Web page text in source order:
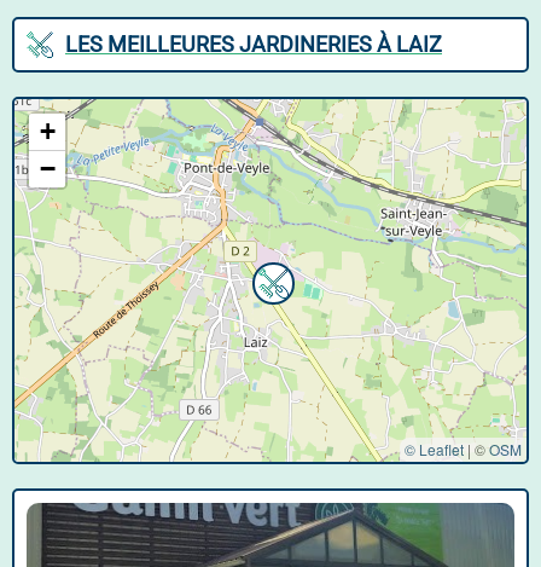
LES MEILLEURES JARDINERIES À LAIZ
+
−
© Leaflet | ©OSM